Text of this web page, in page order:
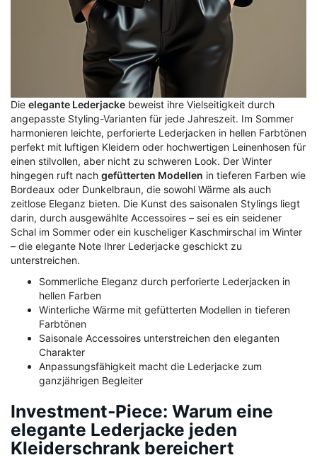
Die elegante Lederjacke beweist ihre Vielseitigkeit durch
angepasste Styling-Varianten für jede Jahreszeit. Im Sommer
harmonieren leichte, perforierte Lederjacken in hellen Farbtönen
perfekt mit luftigen Kleidern oder hochwertigen Leinenhosen für
einen stilvollen, aber nicht zu schweren Look. Der Winter
hingegen ruft nach gefütterten Modellen in tieferen Farben wie
Bordeaux oder Dunkelbraun, die sowohl Wärme als auch
zeitlose Eleganz bieten. Die Kunst des saisonalen Stylings liegt
darin, durch ausgewählte Accessoires – sei es ein seidener
Schal im Sommer oder ein kuscheliger Kaschmirschal im Winter
– die elegante Note Ihrer Lederjacke geschickt zu
unterstreichen.
Sommerliche Eleganz durch perforierte Lederjacken in
hellen Farben
Winterliche Wärme mit gefütterten Modellen in tieferen
Farbtönen
Saisonale Accessoires unterstreichen den eleganten
Charakter
Anpassungsfähigkeit macht die Lederjacke zum
ganzjährigen Begleiter
Investment-Piece: Warum eine
elegante Lederjacke jeden
Kleiderschrank bereichert